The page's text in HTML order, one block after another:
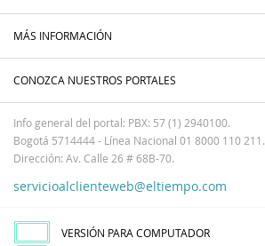
MÁS INFORMACIÓN
CONOZCA NUESTROS PORTALES
Info general del portal: PBX: 57 (1) 2940100.
Bogotá 5714444 - Línea Nacional 01 8000 110 211.
Dirección: Av. Calle 26 # 68B-70.
servicioalclienteweb@eltiempo.com
VERSIÓN PARA COMPUTADOR